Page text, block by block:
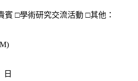
賓 □學術研究交流活動 □其他：
日